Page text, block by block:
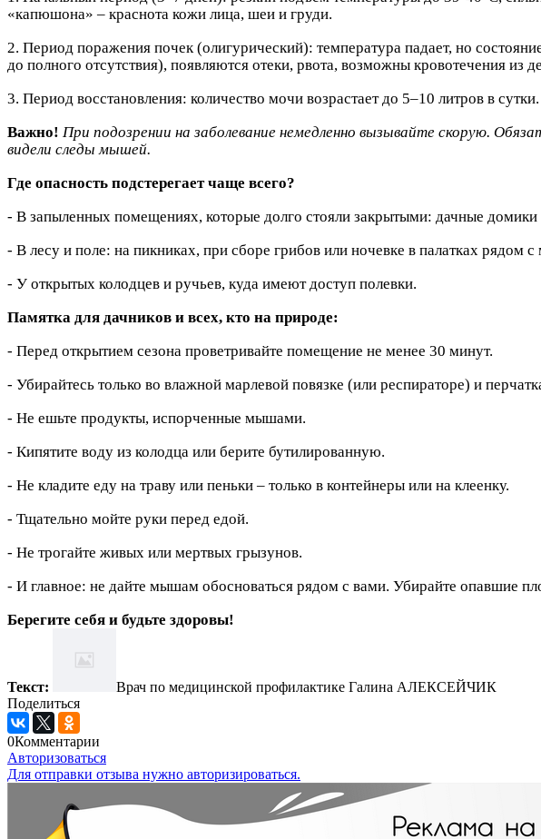
«капюшона» – краснота кожи лица, шеи и груди.
2. Период поражения почек (олигурический): температура падает, но
до полного отсутствия), появляются отеки, рвота, возможны кровотечения из
3. Период восстановления: количество мочи возрастает до 5–10 литров в
Важно! При подозрении на заболевание немедленно вызывайте скорую.
видели следы мышей.
Где опасность подстерегает чаще всего?
- В запыленных помещениях, которые долго стояли закрытыми: дачные домики
- В лесу и поле: на пикниках, при сборе грибов или ночевке в палатках
- У открытых колодцев и ручьев, куда имеют доступ полевки.
Памятка для дачников и всех, кто на природе:
- Перед открытием сезона проветривайте помещение не менее 30 минут.
- Убирайтесь только во влажной марлевой повязке (или респираторе) и
- Не ешьте продукты, испорченные мышами.
- Кипятите воду из колодца или берите бутилированную.
- Не кладите еду на траву или пеньки – только в контейнеры или на клеенку.
- Тщательно мойте руки перед едой.
- Не трогайте живых или мертвых грызунов.
- И главное: не дайте мышам обосноваться рядом с вами. Убирайте опавшие
Берегите себя и будьте здоровы!
Текст:
Врач по медицинской профилактике Галина АЛЕКСЕЙЧИК
Поделиться
0Комментарии
Авторизоваться
Для отправки отзыва нужно авторизироваться.